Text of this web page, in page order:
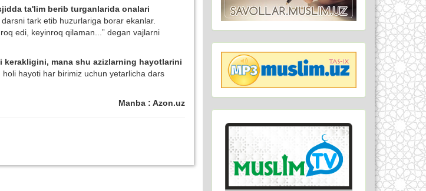
ta'lim berib turganlarida onalari
tark etib huzurlariga borar ekanlar.
edi, keyinroq qilaman...” degan vajlarni
mana shu azizlarning hayotlarini
hayoti har birimiz uchun yetarlicha dars
Manba : Azon.uz